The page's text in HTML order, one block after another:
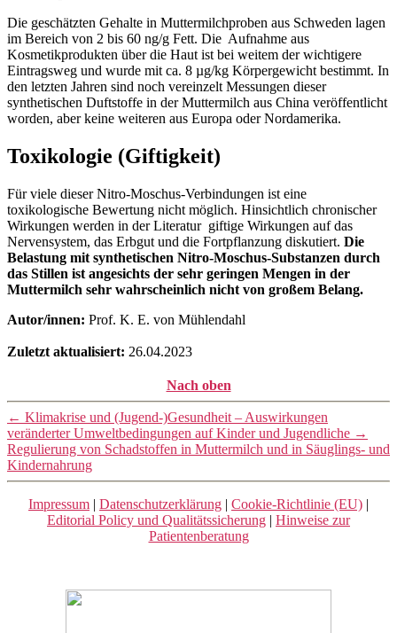
Die geschätzten Gehalte in Muttermilchproben aus Schweden lagen
im Bereich von 2 bis 60 ng/g Fett. Die Aufnahme aus
Kosmetikprodukten über die Haut ist bei weitem der wichtigere
Eintragsweg und wurde mit ca. 8 µg/kg Körpergewicht bestimmt. In
den letzten Jahren sind noch vereinzelt Messungen dieser
synthetischen Duftstoffe in der Muttermilch aus China veröffentlicht
worden, aber keine weiteren aus Europa oder Nordamerika.
Toxikologie (Giftigkeit)
Für viele dieser Nitro-Moschus-Verbindungen ist eine
toxikologische Bewertung nicht möglich. Hinsichtlich chronischer
Wirkungen werden in der Literatur giftige Wirkungen auf das
Nervensystem, das Erbgut und die Fortpflanzung diskutiert. Die
Belastung mit synthetischen Nitro-Moschus-Substanzen durch
das Stillen ist angesichts der sehr geringen Mengen in der
Muttermilch sehr wahrscheinlich nicht von großem Belang.
Autor/innen: Prof. K. E. von Mühlendahl
Zuletzt aktualisiert: 26.04.2023
Nach oben
← Klimakrise und (Jugend-)Gesundheit – Auswirkungen
veränderter Umweltbedingungen auf Kinder und Jugendliche →
Regulierung von Schadstoffen in Muttermilch und in Säuglings- und
Kindernahrung
Impressum | Datenschutzerklärung | Cookie-Richtlinie (EU) |
Editorial Policy und Qualitätssicherung | Hinweise zur
Patientenberatung